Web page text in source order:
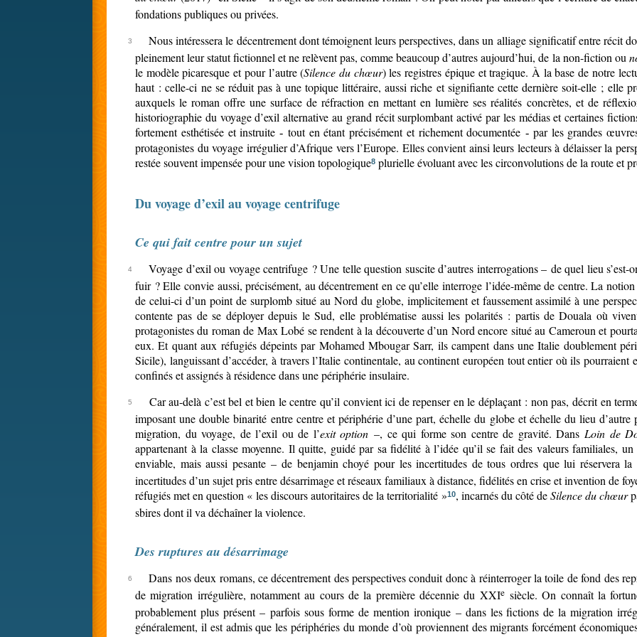
fondations publiques ou privées.
Nous intéressera le décentrement dont témoignent leurs perspectives, dans un alliage significatif entre récit
pleinement leur statut fictionnel et ne relèvent pas, comme beaucoup d’autres aujourd’hui, de la non-fiction ou
le modèle picaresque et pour l’autre (Silence du chœur) les registres épique et tragique. À la base de notre
haut : celle-ci ne se réduit pas à une topique littéraire, aussi riche et signifiante cette dernière soit-elle ; elle
auxquels le roman offre une surface de réfraction en mettant en lumière ses réalités concrètes, et de
historiographie du voyage d’exil alternative au grand récit surplombant activé par les médias et certaines
fortement esthétisée et instruite - tout en étant précisément et richement documentée - par les grandes
protagonistes du voyage irrégulier d’Afrique vers l’Europe. Elles convient ainsi leurs lecteurs à délaisser la
restée souvent impensée pour une vision topologique8 plurielle évoluant avec les circonvolutions de la route et
Du voyage d’exil au voyage centrifuge
Ce qui fait centre pour un sujet
Voyage d’exil ou voyage centrifuge ? Une telle question suscite d’autres interrogations – de quel lieu
fuir ? Elle convie aussi, précisément, au décentrement en ce qu’elle interroge l’idée-même de centre. La
de celui-ci d’un point de surplomb situé au Nord du globe, implicitement et faussement assimilé à une
contente pas de se déployer depuis le Sud, elle problématise aussi les polarités : partis de Douala où
protagonistes du roman de Max Lobé se rendent à la découverte d’un Nord encore situé au Cameroun et
eux. Et quant aux réfugiés dépeints par Mohamed Mbougar Sarr, ils campent dans une Italie doublement
Sicile), languissant d’accéder, à travers l’Italie continentale, au continent européen tout entier où ils
confinés et assignés à résidence dans une périphérie insulaire.
Car au-delà c’est bel et bien le centre qu’il convient ici de repenser en le déplaçant : non pas, décrit en
imposant une double binarité entre centre et périphérie d’une part, échelle du globe et échelle du lieu
migration, du voyage, de l’exil ou de l’exit option –, ce qui forme son centre de gravité. Dans Loin de
appartenant à la classe moyenne. Il quitte, guidé par sa fidélité à l’idée qu’il se fait des valeurs familiales,
enviable, mais aussi pesante – de benjamin choyé pour les incertitudes de tous ordres que lui réservera
incertitudes d’un sujet pris entre désarrimage et réseaux familiaux à distance, fidélités en crise et invention de
réfugiés met en question « les discours autoritaires de la territorialité »10, incarnés du côté deSilence du chœur
sbires dont il va déchaîner la violence.
Des ruptures au désarrimage
Dans nos deux romans, ce décentrement des perspectives conduit donc à réinterroger la toile de fond des
de migration irrégulière, notamment au cours de la première décennie du XXIesiècle. On connaît la
probablement plus présent – parfois sous forme de mention ironique – dans les fictions de la migration
généralement, il est admis que les périphéries du monde d’où proviennent des migrants forcément